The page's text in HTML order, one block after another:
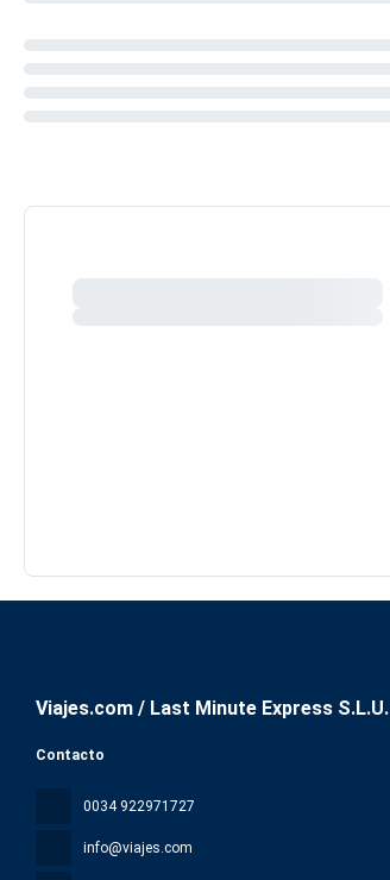
Viajes.com / Last Minute Express S.L.U.
Contacto
0034 922971727
info@viajes.com